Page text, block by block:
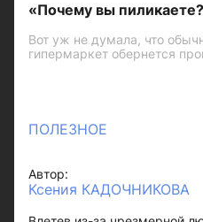
«Почему вы
Вот уж не думала, что
гипермаркет обернется
ПОЛЕЗНОЕ
Автор:
Ксения КАДОЧНИКОВА